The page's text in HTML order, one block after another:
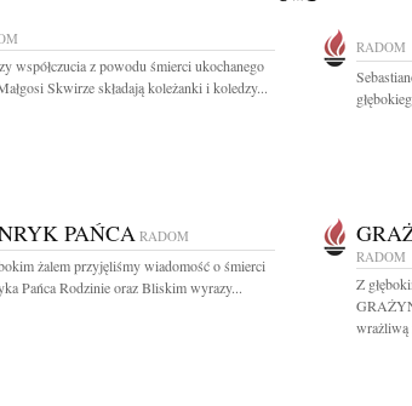
współczucia z powodu śmierci ukochanego
Skwirze składają koleżanki i koledzy...
RADOM
PAŃCA RADOM
żalem przyjęliśmy wiadomość o śmierci
Pańca Rodzinie oraz Bliskim wyrazy...
RADOM
Z
wrażliwą